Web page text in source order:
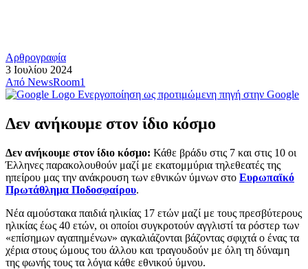
Αρθρογραφία
3 Ιουλίου 2024
Από NewsRoom1
Ενεργοποίηση ως προτιμώμενη πηγή στην Google
Δεν ανήκουμε στον ίδιο κόσμο
Δεν ανήκουμε στον ίδιο κόσμο: Κάθε βράδυ στις 7 και στις 10 οι
Έλληνες παρακολουθούν μαζί με εκατομμύρια τηλεθεατές της
ηπείρου μας την ανάκρουση των εθνικών ύμνων στο Ευρωπαϊκό
Πρωτάθλημα Ποδοσφαίρου.
Νέα αμούστακα παιδιά ηλικίας 17 ετών μαζί με τους πρεσβύτερους
ηλικίας έως 40 ετών, οι οποίοι συγκροτούν αγγλιστί τα ρόστερ των
«επίσημων αγαπημένων» αγκαλιάζονται βάζοντας σφιχτά ο ένας τα
χέρια στους ώμους του άλλου και τραγουδούν με όλη τη δύναμη
της φωνής τους τα λόγια κάθε εθνικού ύμνου.